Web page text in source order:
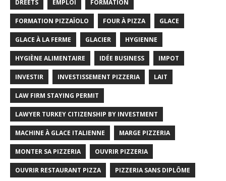
DREETS EMPLOI FORMATION
FORMATION PIZZAÏOLO FOUR À PIZZA GLACE
GLACE À LA FERME GLACIER HYGIENNE
HYGIÈNE ALIMENTAIRE IDÉE BUSINESS IMPOT
INVESTIR INVESTISSEMENT PIZZERIA LAIT
LAW FIRM STAYING PERMIT
LAWYER TURKEY CITIZENSHIP BY INVESTMENT
MACHINE À GLACE ITALIENNE MARGE PIZZERIA
MONTER SA PIZZERIA OUVRIR PIZZERIA
OUVRIR RESTAURANT PIZZA PIZZERIA SANS DIPLÔME